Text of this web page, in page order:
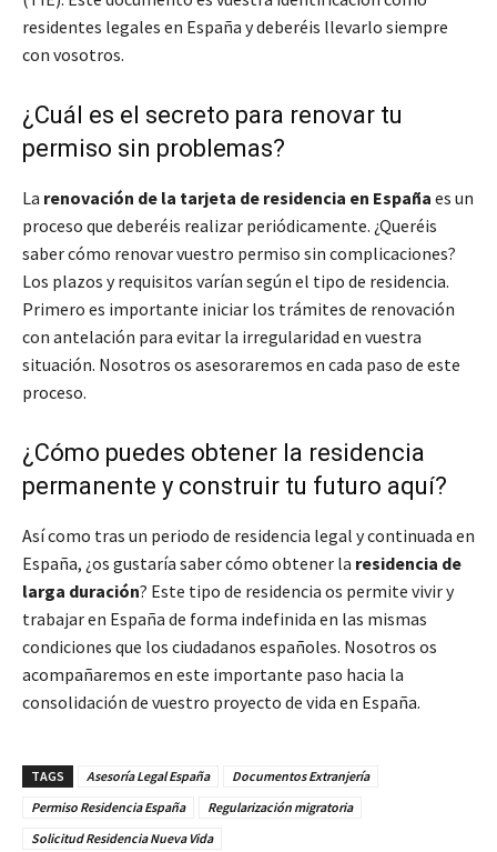
residentes legales en España y deberéis llevarlo siempre
con vosotros.
¿Cuál es el secreto para renovar tu
permiso sin problemas?
La renovación de la tarjeta de residencia en España es un
proceso que deberéis realizar periódicamente. ¿Queréis
saber cómo renovar vuestro permiso sin complicaciones?
Los plazos y requisitos varían según el tipo de residencia.
Primero es importante iniciar los trámites de renovación
con antelación para evitar la irregularidad en vuestra
situación. Nosotros os asesoraremos en cada paso de este
proceso.
¿Cómo puedes obtener la residencia
permanente y construir tu futuro aquí?
Así como tras un periodo de residencia legal y continuada en
España, ¿os gustaría saber cómo obtener la residencia de
larga duración? Este tipo de residencia os permite vivir y
trabajar en España de forma indefinida en las mismas
condiciones que los ciudadanos españoles. Nosotros os
acompañaremos en este importante paso hacia la
consolidación de vuestro proyecto de vida en España.
TAGS Asesoría Legal España
Documentos Extranjería
Permiso Residencia España
Regularización migratoria
Solicitud Residencia Nueva Vida